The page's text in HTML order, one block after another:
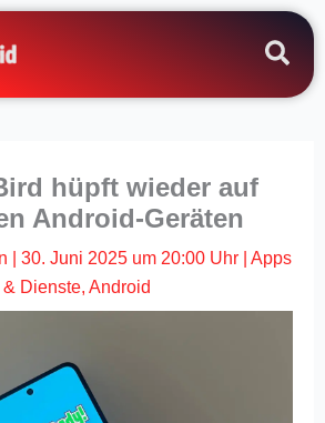
hüpft wieder auf
Android-Geräten
30. Juni 2025 um 20:00 Uhr| Apps
& Dienste, Android